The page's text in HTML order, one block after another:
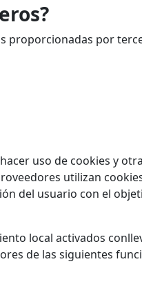
proporcionadas por
uso de cookies y
utilizan
del usuario con el
local activados
de las siguientes